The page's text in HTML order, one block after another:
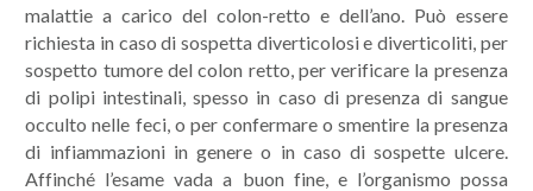
malattie a carico del colon-retto e dell’ano. Può essere
richiesta in caso di sospetta diverticolosi e diverticoliti, per
sospetto tumore del colon retto, per verificare la presenza
di polipi intestinali, spesso in caso di presenza di sangue
occulto nelle feci, o per confermare o smentire la presenza
di infiammazioni in genere o in caso di sospette ulcere.
Affinché l’esame vada a buon fine, e l’organismo possa